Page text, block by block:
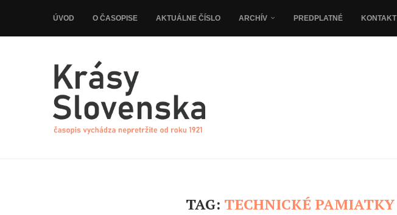
ÚVOD O ČASOPISE AKTUÁLNE ČÍSLO ARCHÍV PREDPLATNÉ KONTAKT
TAG: TECHNICKÉ PAMIATKY